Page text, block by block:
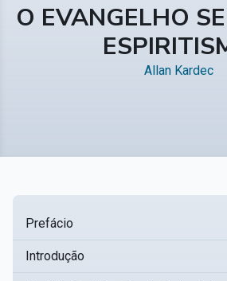
O EVANGELHO
Allan Kardec
Prefácio
Introdução